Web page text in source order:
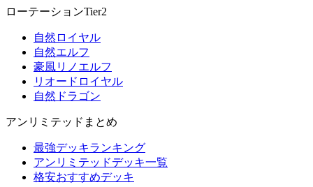
ローテーションTier2
自然ロイヤル
自然エルフ
豪風リノエルフ
リオードロイヤル
自然ドラゴン
アンリミテッドまとめ
最強デッキランキング
アンリミテッドデッキ一覧
格安おすすめデッキ